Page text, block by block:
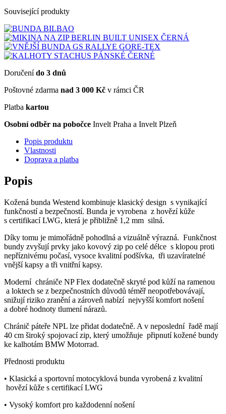
Související produkty
Doručenído 3 dnů
Poštovné zdarma nad 3 000 Kč v rámci ČR
Platba kartou
Osobní odběr na pobočce Invelt Praha a Invelt Plzeň
Popis produktu
Vlastnosti
Doprava a platba
Popis
Kožená bunda Westend kombinuje klasický design s vynikající
funkčností a bezpečností. Bunda je vyrobena z hovězí kůže
s certifikací LWG, která je přibližně 1,2 mm silná.
Díky tomu je mimořádně pohodlná a vizuálně výrazná. Funkčnost
bundy zvyšují prvky jako kovový zip po celé délce s klopou proti
nepříznivému počasí, vysoce kvalitní podšívka, tři uzavíratelné
vnější kapsy a tři vnitřní kapsy.
Moderní chrániče NP Flex dodatečně skryté pod kůží na ramenou
a loktech se z bezpečnostních důvodů téměř neopotřebovávají,
snižují riziko zranění a zároveň nabízí nejvyšší komfort nošení
a dobré hodnoty tlumení nárazů.
Chránič páteře NPL lze přidat dodatečně. A v neposlední řadě mají
40 cm široký spojovací zip, který umožňuje připnutí kožené bundy
ke kalhotám BMW Motorrad.
Přednosti produktu
• Klasická a sportovní motocyklová bunda vyrobená z kvalitní
hovězí kůže s certifikací LWG
• Vysoký komfort pro každodenní nošení